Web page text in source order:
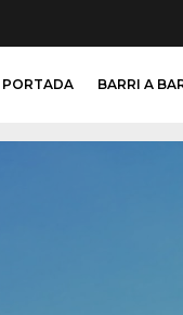
PORTADA BARRI A